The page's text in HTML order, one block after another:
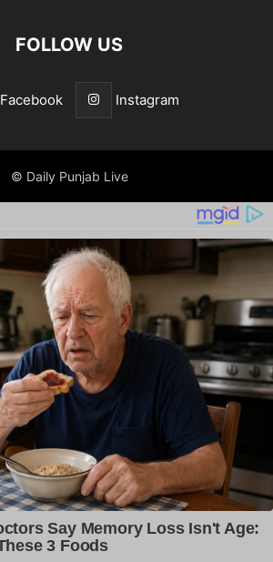
FOLLOW US
Facebook Instagram
© Daily Punjab Live